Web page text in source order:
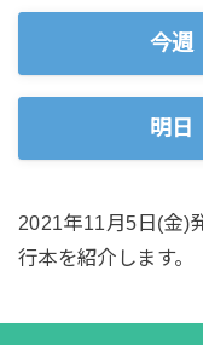
今週
明日
2021年11月5日(金)
行本を紹介します。